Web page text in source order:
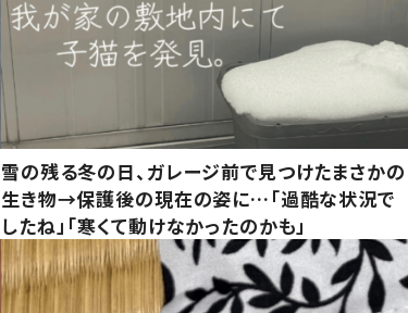
雪の残る冬の日、ガレージ前で見つけたまさかの
生き物→保護後の現在の姿に…「過酷な状況で
したね」「寒くて動けなかったのかも」